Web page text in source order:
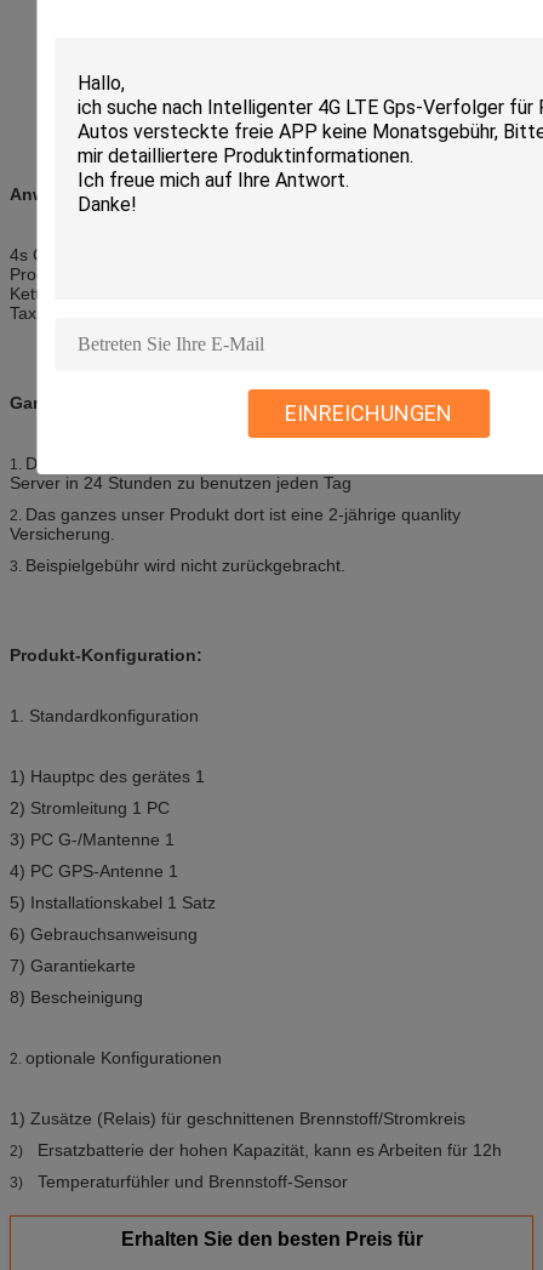
EINREICHUNGEN
Anwendungen:
4s Geschäft, Autofirma, LKW-Firma, Motorradfirma, GPS-
Produzent, umfangreiche Einkaufszentren, exklusive Agentur,
Kettengeschäfte, umfangreiche Verkäufe, AutoReparaturwerkstatt,
Taxifirma, Busunternehmen.
Garantie:
1. Das ganzes unser Produkt ist frei, den Spurhaltungsservice-
Server in 24 Stunden zu benutzen jeden Tag
2. Das ganzes unser Produkt dort ist eine 2-jährige quanlity
Versicherung.
3. Beispielgebühr wird nicht zurückgebracht.
Produkt-Konfiguration:
1. Standardkonfiguration
1) Hauptpc des gerätes 1
2) Stromleitung 1 PC
3) PC G-/Mantenne 1
4) PC GPS-Antenne 1
5) Installationskabel 1 Satz
6) Gebrauchsanweisung
7) Garantiekarte
8) Bescheinigung
2. optionale Konfigurationen
1) Zusätze (Relais) für geschnittenen Brennstoff/Stromkreis
2) Ersatzbatterie der hohen Kapazität, kann es Arbeiten für 12h
3) Temperaturfühler und Brennstoff-Sensor
Erhalten Sie den besten Preis für